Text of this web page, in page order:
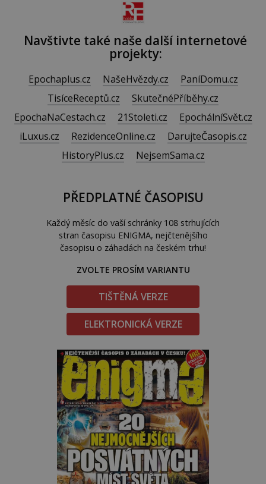
Navštivte také naše další internetové
projekty:
Epochaplus.cz NašeHvězdy.cz
PaníDomu.cz
TisíceReceptů.cz
SkutečnéPříběhy.cz
EpochaNaCestach.cz
21Stoleti.cz
EpochálníSvět.cz
iLuxus.cz
RezidenceOnline.cz
DarujteČasopis.cz
HistoryPlus.cz
NejsemSama.cz
PŘEDPLATNÉ ČASOPISU
Každý měsíc do vaší schránky 108 strhujících
stran časopisu ENIGMA, nejčtenějšího
časopisu o záhadách na českém trhu!
ZVOLTE PROSÍM VARIANTU
TIŠTĚNÁ VERZE
ELEKTRONICKÁ VERZE